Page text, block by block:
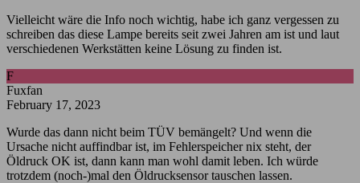
Vielleicht wäre die Info noch wichtig, habe ich ganz vergessen zu
schreiben das diese Lampe bereits seit zwei Jahren am ist und laut
verschiedenen Werkstätten keine Lösung zu finden ist.
F
Fuxfan
February 17, 2023
Wurde das dann nicht beim TÜV bemängelt? Und wenn die
Ursache nicht auffindbar ist, im Fehlerspeicher nix steht, der
Öldruck OK ist, dann kann man wohl damit leben. Ich würde
trotzdem (noch-)mal den Öldrucksensor tauschen lassen.